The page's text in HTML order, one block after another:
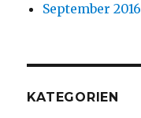
September 2016
KATEGORIEN